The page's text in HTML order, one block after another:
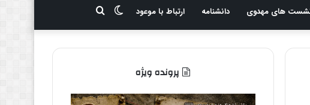
های مهدوی دانشنامه ارتباط با موعود
برای
تغییر
پوسته
پرونده ویژه